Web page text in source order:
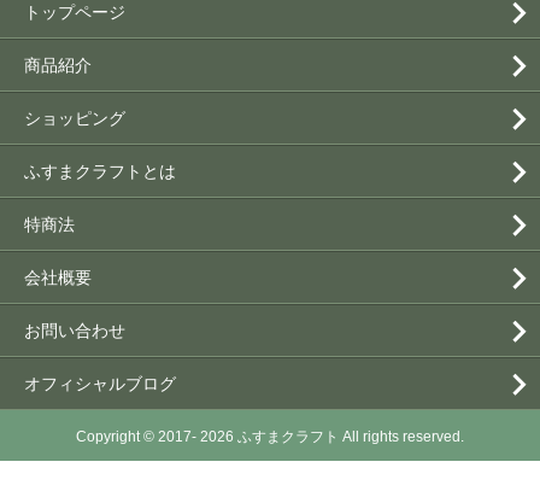
トップページ
商品紹介
ショッピング
ふすまクラフトとは
特商法
会社概要
お問い合わせ
オフィシャルブログ
Copyright © 2017- 2026 ふすまクラフト All rights reserved.